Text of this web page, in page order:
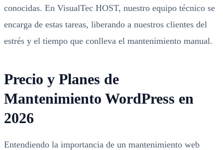
conocidas. En VisualTec HOST, nuestro equipo técnico se
encarga de estas tareas, liberando a nuestros clientes del
estrés y el tiempo que conlleva el mantenimiento manual.
Precio y Planes de
Mantenimiento WordPress en
2026
Entendiendo la importancia de un mantenimiento web